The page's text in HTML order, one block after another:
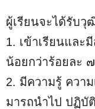
ผู้เรียนจะได้รับวุ
1. เข้าเรียนและ
น้อยกว่าร้อยละ
2. มีความรู้ ควา
มารถนําไป ปฏิบั